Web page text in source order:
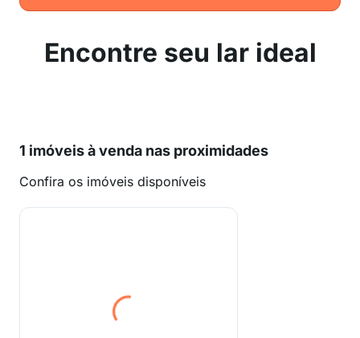
Encontre seu lar ideal
1 imóveis à venda nas proximidades
Confira os imóveis disponíveis